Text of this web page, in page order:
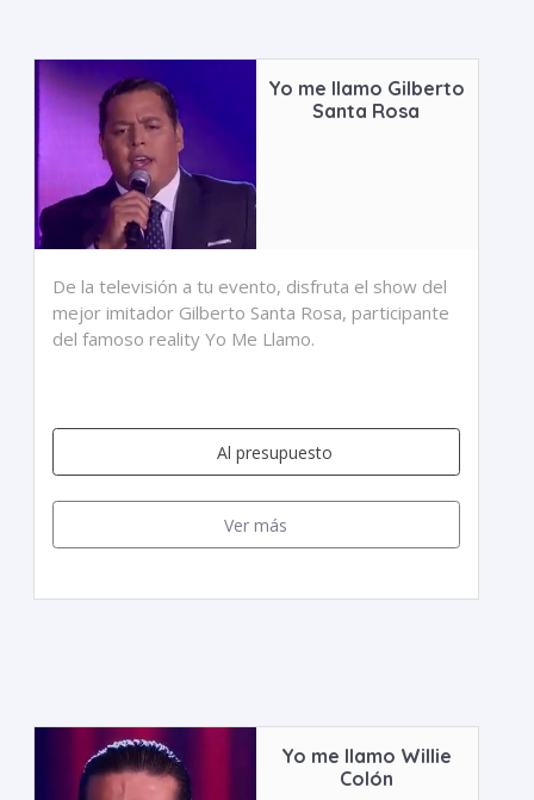
Yo me llamo Gilberto
Santa Rosa
De la televisión a tu evento, disfruta el show del
mejor imitador Gilberto Santa Rosa, participante
del famoso reality Yo Me Llamo.
Al presupuesto
Ver más
Yo me llamo Willie
Colón